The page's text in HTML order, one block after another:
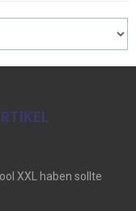
XXL haben sollte